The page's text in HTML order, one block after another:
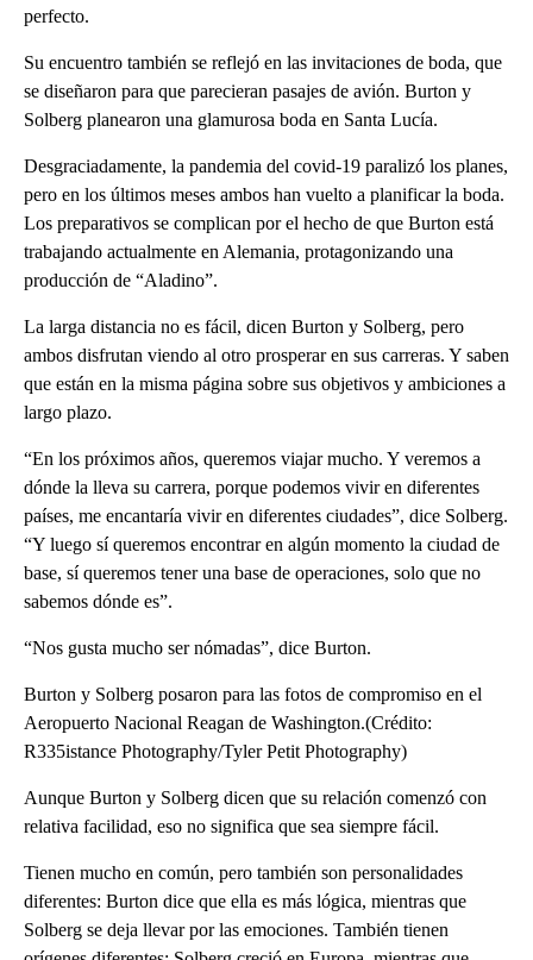
perfecto.
Su encuentro también se reflejó en las invitaciones de boda, que
se diseñaron para que parecieran pasajes de avión. Burton y
Solberg planearon una glamurosa boda en Santa Lucía.
Desgraciadamente, la pandemia del covid-19 paralizó los planes,
pero en los últimos meses ambos han vuelto a planificar la boda.
Los preparativos se complican por el hecho de que Burton está
trabajando actualmente en Alemania, protagonizando una
producción de “Aladino”.
La larga distancia no es fácil, dicen Burton y Solberg, pero
ambos disfrutan viendo al otro prosperar en sus carreras. Y saben
que están en la misma página sobre sus objetivos y ambiciones a
largo plazo.
“En los próximos años, queremos viajar mucho. Y veremos a
dónde la lleva su carrera, porque podemos vivir en diferentes
países, me encantaría vivir en diferentes ciudades”, dice Solberg.
“Y luego sí queremos encontrar en algún momento la ciudad de
base, sí queremos tener una base de operaciones, solo que no
sabemos dónde es”.
“Nos gusta mucho ser nómadas”, dice Burton.
Burton y Solberg posaron para las fotos de compromiso en el
Aeropuerto Nacional Reagan de Washington.(Crédito:
R335istance Photography/Tyler Petit Photography)
Aunque Burton y Solberg dicen que su relación comenzó con
relativa facilidad, eso no significa que sea siempre fácil.
Tienen mucho en común, pero también son personalidades
diferentes: Burton dice que ella es más lógica, mientras que
Solberg se deja llevar por las emociones. También tienen